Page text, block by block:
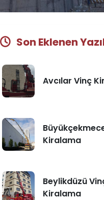
Son Eklenen
Avcılar Vinç
Kiralama
Beylikdüzü
Kiralama